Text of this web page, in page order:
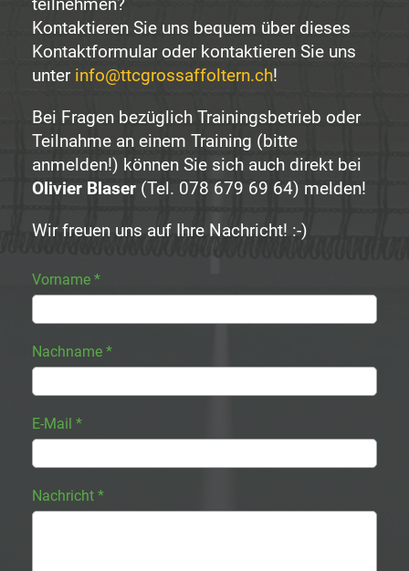
Kontaktieren Sie uns bequem über dieses
Kontaktformular oder kontaktieren Sie uns
unter info@ttcgrossaffoltern.ch!
Bei Fragen bezüglich Trainingsbetrieb oder
Teilnahme an einem Training (bitte
anmelden!) können Sie sich auch direkt bei
Olivier Blaser (Tel. 078 679 69 64) melden!
Wir freuen uns auf Ihre Nachricht! :-)
Vorname *
Nachname *
E-Mail *
Nachricht *